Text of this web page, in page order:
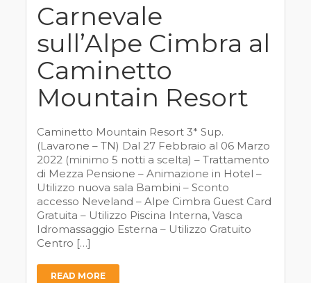
Carnevale
sull’Alpe Cimbra al
Caminetto
Mountain Resort
Caminetto Mountain Resort 3* Sup.
(Lavarone – TN) Dal 27 Febbraio al 06 Marzo
2022 (minimo 5 notti a scelta) – Trattamento
di Mezza Pensione – Animazione in Hotel –
Utilizzo nuova sala Bambini – Sconto
accesso Neveland – Alpe Cimbra Guest Card
Gratuita – Utilizzo Piscina Interna, Vasca
Idromassaggio Esterna – Utilizzo Gratuito
Centro […]
READ MORE